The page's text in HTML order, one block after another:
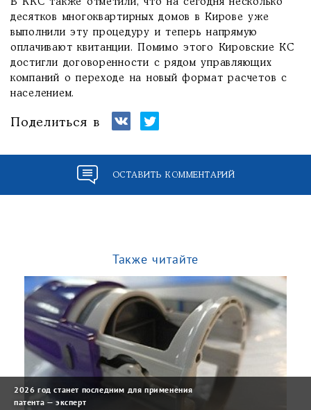
В ККС также отметили, что на сегодня несколько
десятков многоквартирных домов в Кирове уже
выполнили эту процедуру и теперь напрямую
оплачивают квитанции. Помимо этого Кировские КС
достигли договоренности с рядом управляющих
компаний о переходе на новый формат расчетов с
населением.
Поделиться в
ОСТАВИТЬ КОММЕНТАРИЙ
Также читайте
2026 год станет последним для применения
патента — эксперт